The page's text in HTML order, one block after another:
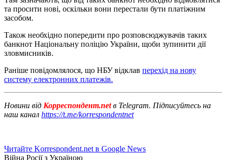
та просити нові, оскільки вони перестали бути платіжним
засобом.
Також необхідно попередити про розповсюджувачів таких
банкнот Національну поліцію України, щоби зупинити дії
зловмисників.
Раніше повідомлялося, що НБУ відклав перехід на нову
систему електронних платежів.
Новини від Корреспондент.netв Telegram. Підписуйтесь на
наш канал https://t.me/korrespondentnet
Читайте Korrespondent.net в Google News
Війна Росії з Україною